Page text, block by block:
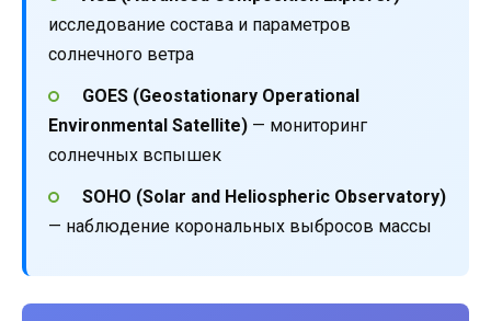
исследование состава и параметров
солнечного ветра
GOES (Geostationary Operational
Environmental Satellite) — мониторинг
солнечных вспышек
SOHO (Solar and Heliospheric Observatory)
— наблюдение корональных выбросов массы